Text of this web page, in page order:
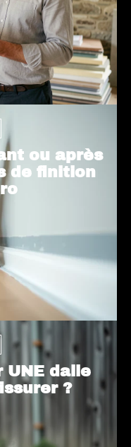
ou après
de finition
UNE dalle
?